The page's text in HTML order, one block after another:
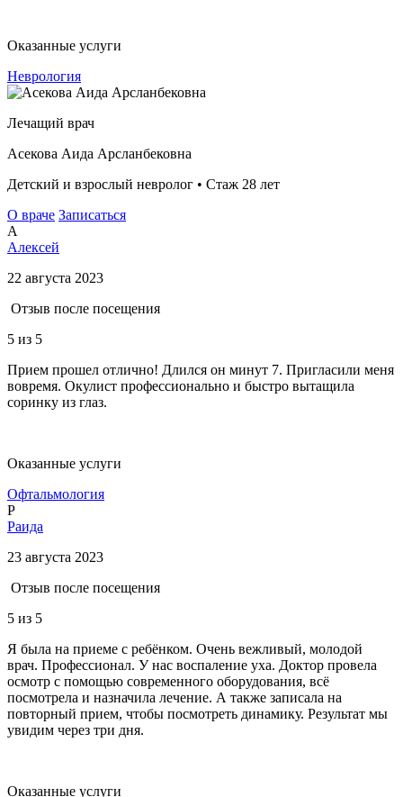
Оказанные услуги
Неврология
Лечащий врач
Асекова Аида Арсланбековна
Детский и взрослый невролог • Стаж 28 лет
О враче Записаться
А
Алексей
22 августа 2023
Отзыв после посещения
5 из 5
Прием прошел отлично! Длился он минут 7. Пригласили меня
вовремя. Окулист профессионально и быстро вытащила
соринку из глаз.
Оказанные услуги
Офтальмология
Р
Раида
23 августа 2023
Отзыв после посещения
5 из 5
Я была на приеме с ребёнком. Очень вежливый, молодой
врач. Профессионал. У нас воспаление уха. Доктор провела
осмотр с помощью современного оборудования, всё
посмотрела и назначила лечение. А также записала на
повторный прием, чтобы посмотреть динамику. Результат мы
увидим через три дня.
Оказанные услуги